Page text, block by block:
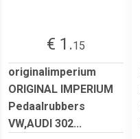
€ 1.15
originalimperium
ORIGINAL IMPERIUM
Pedaalrubbers
VW,AUDI 302...